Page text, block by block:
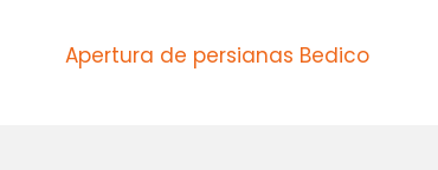
Apertura de persianas Bedico